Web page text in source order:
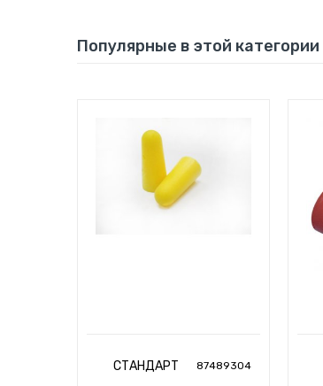
Популярные в этой категории
СТАНДАРТ 87489304